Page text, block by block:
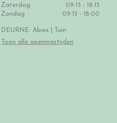
Zaterdag
09:15 - 18:15
Zondag
09:15 - 18:00
DEURNE: Abies | Tuin
Toon alle openingstijden